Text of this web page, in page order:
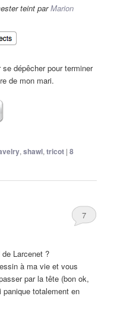
teint parMarion
dépêcher pour terminer
de mon mari.
,shawl,tricot |8
7
Larcenet ?
à ma vie et vous
par la tête (bon ok,
totalement en